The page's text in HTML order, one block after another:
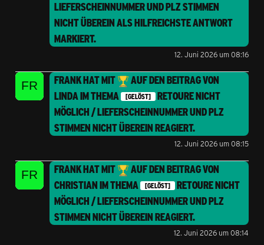
LIEFERSCHEINNUMMER UND PLZ STIMMEN
NICHT ÜBEREINALS HILFREICHSTE ANTWORT
MARKIERT.
12. Juni 2026 um 08:16
FRANKHAT MIT
AUF DEN BEITRAG VON
LINDAIM THEMA [GELÖST]
RETOURE NICHT
MÖGLICH / LIEFERSCHEINNUMMER UND PLZ
STIMMEN NICHT ÜBEREINREAGIERT.
12. Juni 2026 um 08:15
FRANKHAT MIT
AUF DEN BEITRAG VON
CHRISTIANIM THEMA [GELÖST]
RETOURE NICHT
MÖGLICH / LIEFERSCHEINNUMMER UND PLZ
STIMMEN NICHT ÜBEREINREAGIERT.
12. Juni 2026 um 08:14